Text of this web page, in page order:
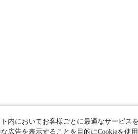
内においてお客様ごとに最適なサービス
広告を表示することを目的にCookieを使